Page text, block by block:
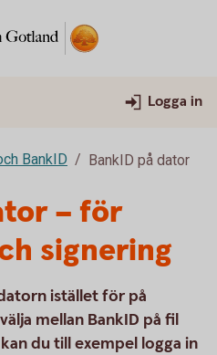
Logga in
BankID BankID på dator
– för
signering
istället för på
mellan BankID på fil
du till exempel logga in